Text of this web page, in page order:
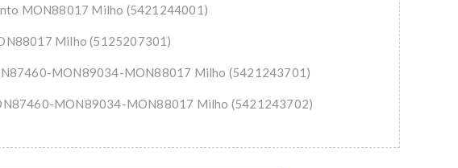
MON88017 Milho (5421244001)
Milho (5125207301)
MON89034-MON88017 Milho (5421243701)
MON89034-MON88017 Milho (5421243702)